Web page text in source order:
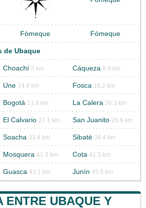
Fómeque Fómeque
de Ubaque
Choachí 5 km Cáqueza 8.8 km
Une 14.4 km Fosca 16.2 km
Bogotá 21.8 km La Calera 26.3 km
El Calvario 27.1 km San Juanito 28.6 km
Soacha 33.4 km Sibaté 36.4 km
Mosquera 41.3 km Cota 41.5 km
Guasca 43.1 km Junín 45.5 km
ENTRE UBAQUE Y